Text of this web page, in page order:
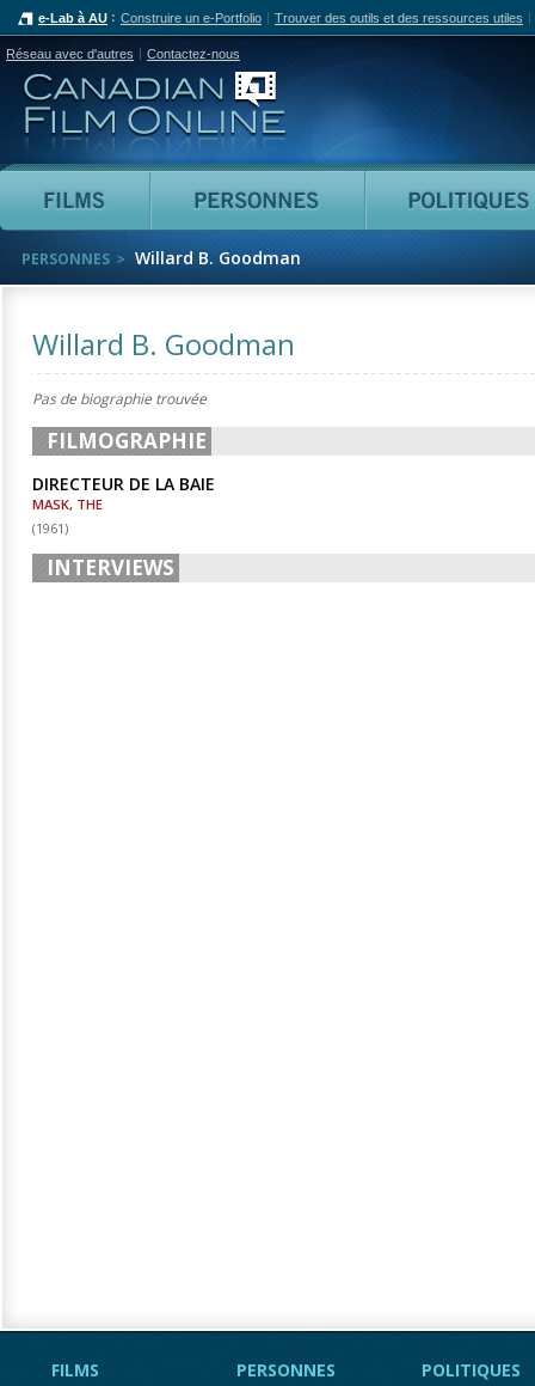
e-Lab à AU Construire un e-Portfolio Trouver des outils et des ressources utiles
Réseau avec d'autres Contactez-nous
Canadian Film Online
Films Personnes
PERSONNES Willard B. Goodman
Willard B. Goodman
Pas de biographie trouvée
FILMOGRAPHIE
DIRECTEUR DE LA BAIE
MASK, THE
(1961)
INTERVIEWS
FILMS PERSONNES POLITIQUES